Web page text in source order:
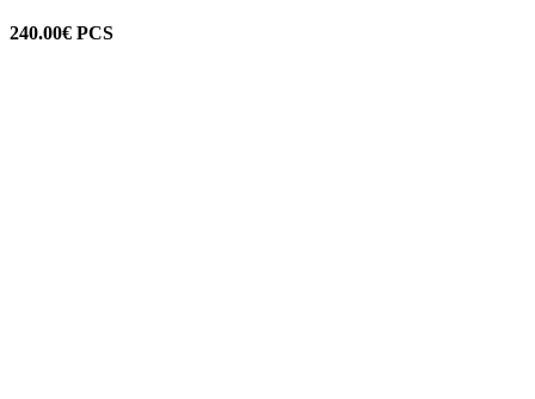
240.00€ PCS